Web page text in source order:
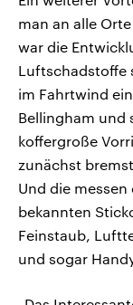
man an alle
war die
Luftschadstoffe
im Fahrtwind
Bellingham und
koffergroße
zunächst
Und die messen
bekannten
Feinstaub,
und sogar